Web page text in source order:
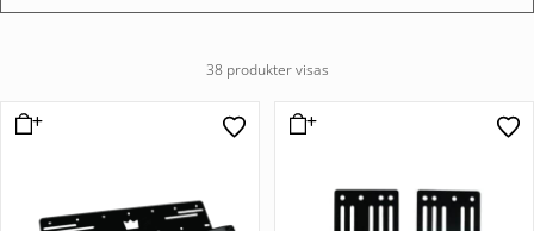
38 produkter visas